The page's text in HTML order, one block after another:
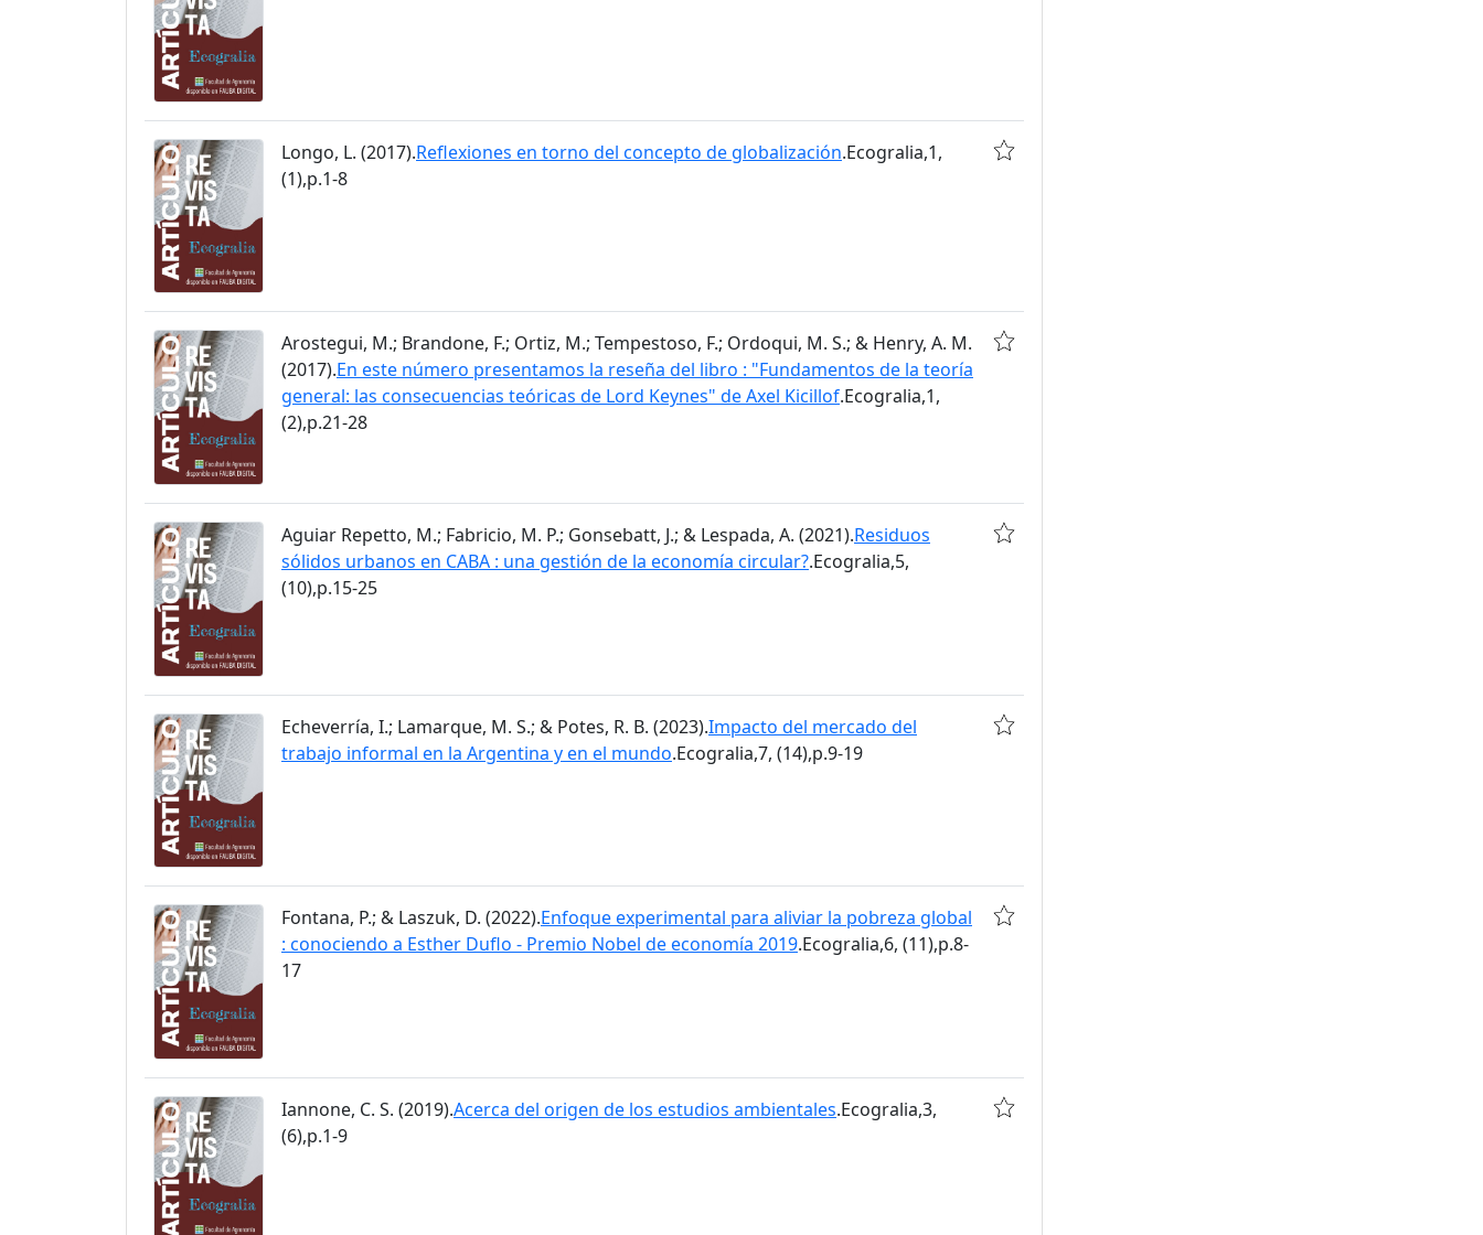
Longo, L. (2017).Reflexiones en torno del concepto de globalización.Ecogralia,1,
(1),p.1-8
Arostegui, M.; Brandone, F.; Ortiz, M.; Tempestoso, F.; Ordoqui, M. S.; & Henry, A. M.
(2017).En este número presentamos la reseña del libro : "Fundamentos de la teoría
general: las consecuencias teóricas de Lord Keynes" de Axel Kicillof.Ecogralia,1,
(2),p.21-28
Aguiar Repetto, M.; Fabricio, M. P.; Gonsebatt, J.; & Lespada, A. (2021).Residuos
sólidos urbanos en CABA : una gestión de la economía circular?.Ecogralia,5,
(10),p.15-25
Echeverría, I.; Lamarque, M. S.; & Potes, R. B. (2023).Impacto del mercado del
trabajo informal en la Argentina y en el mundo.Ecogralia,7, (14),p.9-19
Fontana, P.; & Laszuk, D. (2022).Enfoque experimental para aliviar la pobreza global
: conociendo a Esther Duflo - Premio Nobel de economía 2019.Ecogralia,6, (11),p.8-
17
Iannone, C. S. (2019).Acerca del origen de los estudios ambientales.Ecogralia,3,
(6),p.1-9